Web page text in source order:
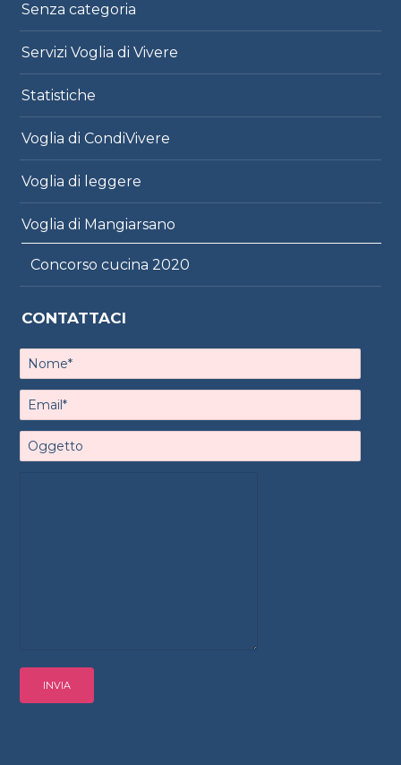
Senza categoria
Servizi Voglia di Vivere
Statistiche
Voglia di CondiVivere
Voglia di leggere
Voglia di Mangiarsano
Concorso cucina 2020
CONTATTACI